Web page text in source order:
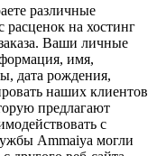
различные
расценок на хостинг
Ваши личные
имя,
дата рождения,
наших клиентов
предлагают
с
Ammaiya могли